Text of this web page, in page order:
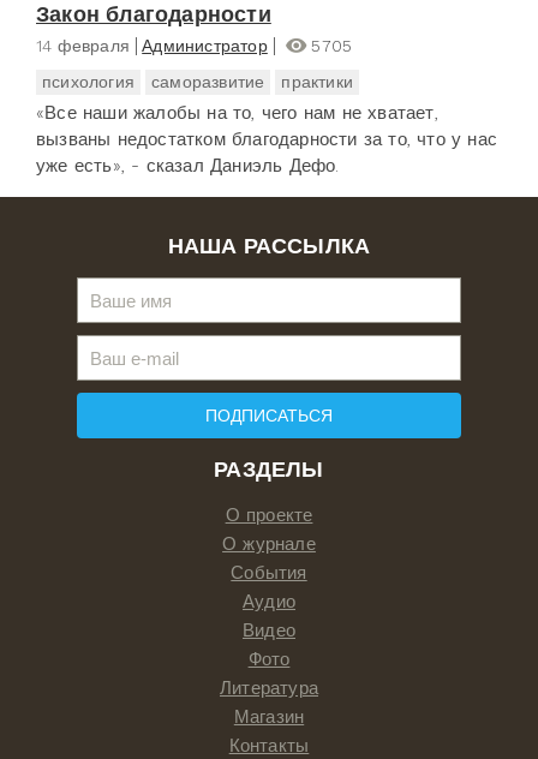
Закон благодарности
14 февраля Администратор
5705
психология
саморазвитие практики
«Все наши жалобы на то, чего нам не хватает,
вызваны недостатком благодарности за то, что у нас
уже есть», - сказал Даниэль Дефо.
РАЗДЕЛЫ
О проекте
О журнале
События
Аудио
Видео
Фото
Литература
Магазин
Контакты
НАША РАССЫЛКА
ПОДПИСАТЬСЯ